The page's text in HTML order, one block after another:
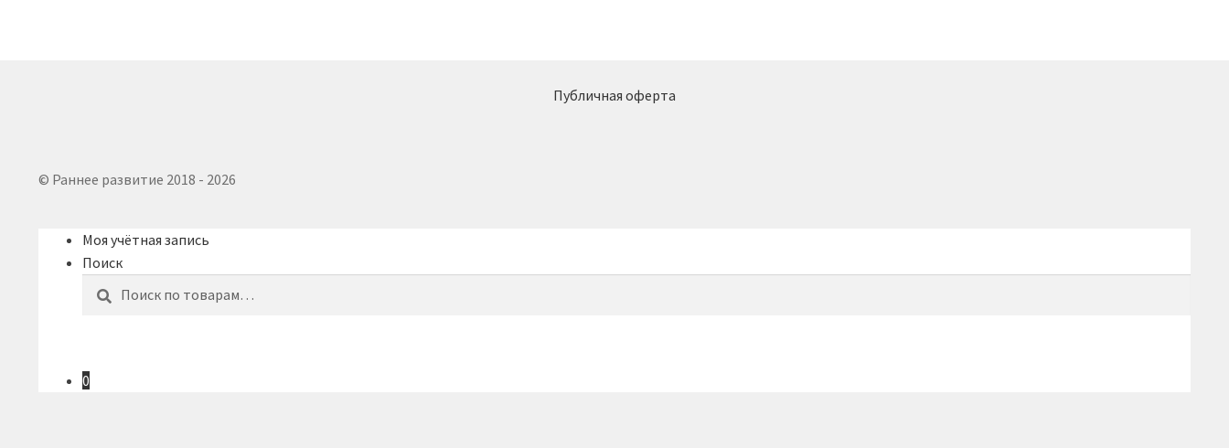
Публичная оферта
© Раннее развитие 2018 - 2026
Моя учётная запись
Поиск
Искать:
Поиск
0